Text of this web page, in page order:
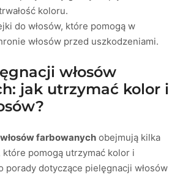
koloru.
do włosów, które pomogą w
włosów przed uszkodzeniami.
włosów
jak utrzymać kolor i
farbowanych obejmują kilka
pomogą utrzymać kolor i
porady dotyczące pielęgnacji włosów